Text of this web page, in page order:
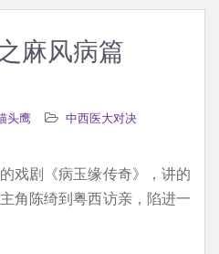
麻风病篇
头鹰 中西医大对决
戏剧《病玉缘传奇》，讲的
角陈绮到粤西访亲，陷进一